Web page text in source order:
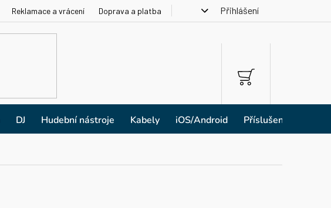
Reklamace a vrácení Doprava a platba Přihlášení
NÁKUPNÍ
KOŠÍK
DJ Hudební nástroje Kabely iOS/Android Příslušenství